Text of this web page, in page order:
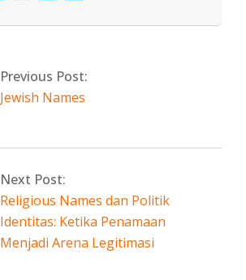
Previous Post:
Jewish Names
Next Post:
Religious Names dan Politik
Identitas: Ketika Penamaan
Menjadi Arena Legitimasi